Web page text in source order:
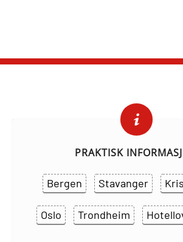
PRAKTISK
Bergen Stavanger
Oslo Trondheim